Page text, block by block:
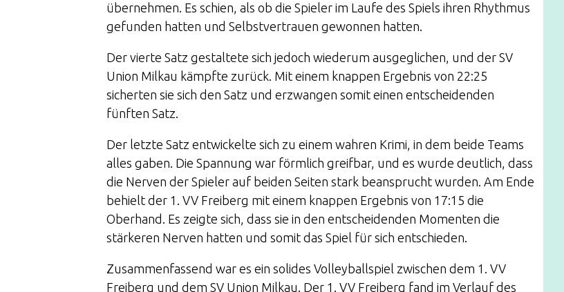
übernehmen. Es schien, als ob die Spieler im Laufe des Spiels ihren Rhythmus
gefunden hatten und Selbstvertrauen gewonnen hatten.
Der vierte Satz gestaltete sich jedoch wiederum ausgeglichen, und der SV
Union Milkau kämpfte zurück. Mit einem knappen Ergebnis von 22:25
sicherten sie sich den Satz und erzwangen somit einen entscheidenden
fünften Satz.
Der letzte Satz entwickelte sich zu einem wahren Krimi, in dem beide Teams
alles gaben. Die Spannung war förmlich greifbar, und es wurde deutlich, dass
die Nerven der Spieler auf beiden Seiten stark beansprucht wurden. Am Ende
behielt der 1. VV Freiberg mit einem knappen Ergebnis von 17:15 die
Oberhand. Es zeigte sich, dass sie in den entscheidenden Momenten die
stärkeren Nerven hatten und somit das Spiel für sich entschieden.
Zusammenfassend war es ein solides Volleyballspiel zwischen dem 1. VV
Freiberg und dem SV Union Milkau. Der 1. VV Freiberg fand im Verlauf des